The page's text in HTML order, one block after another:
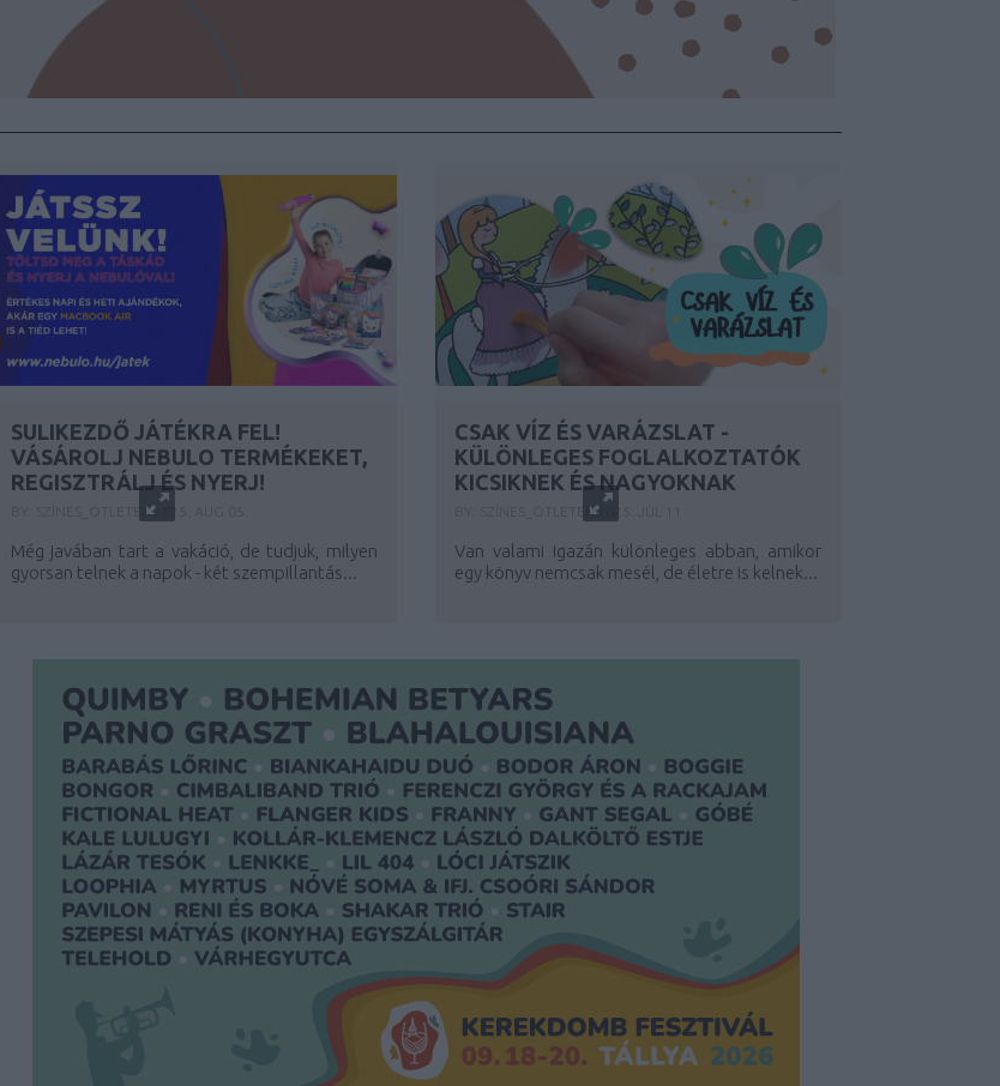
SULIKEZDŐ JÁTÉKRA FEL!
VÁSÁROLJ NEBULO TERMÉKEKET,
REGISZTRÁLJ ÉS NYERJ!
SZÍNES_ÖTLETEK2025. AUG 05.
Még javában tart a vakáció, de tudjuk, milyen
gyorsan telnek a napok - két szempillantás...
CSAK VÍZ ÉS VARÁZSLAT -
KÜLÖNLEGES FOGLALKOZTATÓK
KICSIKNEK ÉS NAGYOKNAK
SZÍNES_ÖTLETEK2025. JÚL 11.
Van valami igazán különleges abban, amikor
egy könyv nemcsak mesél, de életre is kelnek...